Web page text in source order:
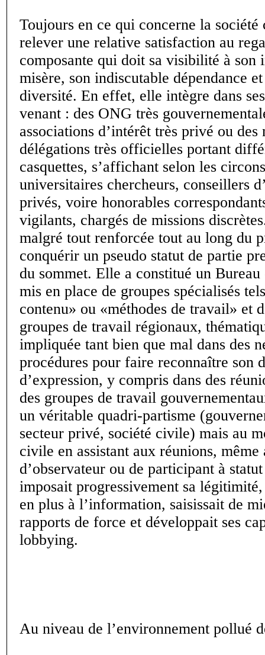
Toujours en ce qui concerne la
relever une relative satisfaction au
composante qui doit sa visibilité à son
misère, son indiscutable dépendance
diversité. En effet, elle intègre dans
venant : des ONG très
associations d’intérêt très privé ou des
délégations très officielles portant
casquettes, s’affichant selon les
universitaires chercheurs, conseillers
privés, voire honorables
vigilants, chargés de missions
malgré tout renforcée tout au long du
conquérir un pseudo statut de partie
du sommet. Elle a constitué un
mis en place de groupes spécialisés
contenu» ou «méthodes de travail» et
groupes de travail régionaux,
impliquée tant bien que mal dans des
procédures pour faire reconnaître son
d’expression, y compris dans des
des groupes de travail
un véritable quadri-partisme
secteur privé, société civile) mais au
civile en assistant aux réunions, même
d’observateur ou de participant à
imposait progressivement sa
en plus à l’information, saisissait de
rapports de force et développait ses
lobbying.
Au niveau de l’environnement pollué